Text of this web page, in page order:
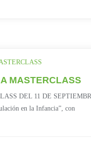
MASTERCLASS
DEL 11 DE
en la Infancia”, con